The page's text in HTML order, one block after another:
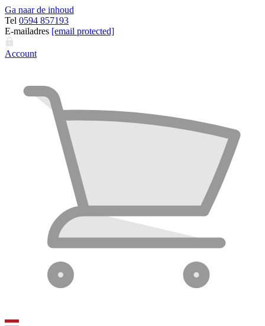
Ga naar de inhoud
Tel 0594 857193
E-mailadres [email protected]
Account